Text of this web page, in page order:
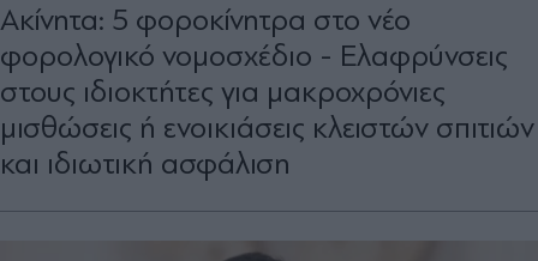
Ακίνητα: 5 φοροκίνητρα στο νέο
φορολογικό νομοσχέδιο - Ελαφρύνσεις
στους ιδιοκτήτες για µακροχρόνιες
µισθώσεις ή ενοικιάσεις κλειστών σπιτιών
και ιδιωτική ασφάλιση